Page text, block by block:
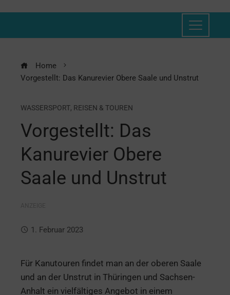
Home
Vorgestellt: Das Kanurevier Obere Saale und Unstrut
WASSERSPORT, REISEN & TOUREN
Vorgestellt: Das
Kanurevier Obere
Saale und Unstrut
1. Februar 2023
Für Kanutouren findet man an der oberen Saale
und an der Unstrut in Thüringen und Sachsen-
Anhalt ein vielfältiges Angebot in einem